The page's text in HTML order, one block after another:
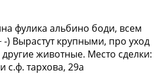
фулика альбино боди, всем
) Вырастут крупными, про уход
животные. Место сделки:
с.ф. тархова, 29а